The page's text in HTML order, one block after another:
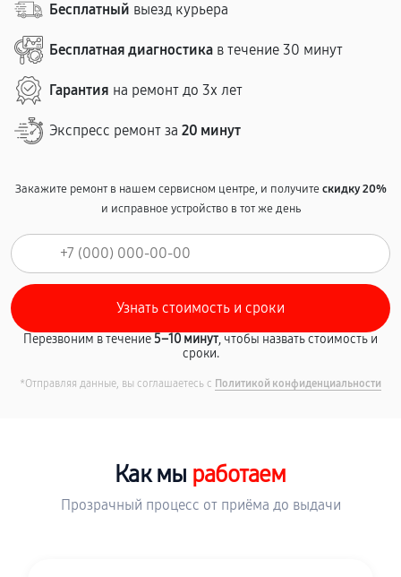
Бесплатный выезд курьера
Бесплатная диагностика в течение 30 минут
Гарантия на ремонт до 3х лет
Экспресс ремонт за 20 минут
Закажите ремонт в нашем сервисном центре, и получитескидку 20%
и исправное устройство в тот же день
Перезвоним в течение5–10 минут, чтобы назвать стоимость и
сроки.
*Отправляя данные, вы соглашаетесь с Политикой конфиденциальности
Как мы работаем
Прозрачный процесс от приёма до выдачи